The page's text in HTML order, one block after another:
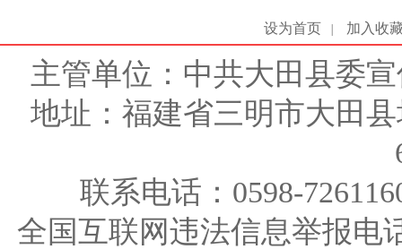
设为首页 加入收
主管单位：中共大田县委
地址：福建省三明市大田
联系电话：0598-
全国互联网违法信息举报电